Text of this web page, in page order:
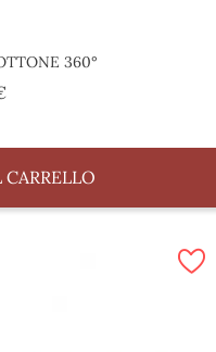
360°
Prezzo